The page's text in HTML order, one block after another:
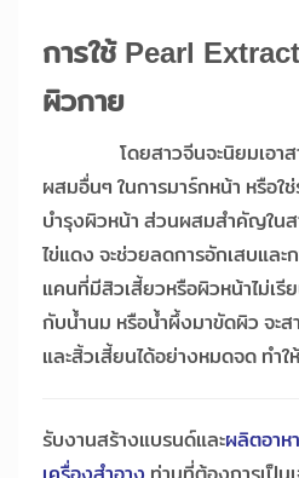
การใช้Pearl
ผิวกาย
โดยสาวจีนจะนิยมเอ
ผสมอื่นๆ ในการมาร์กหน้า หรือ
บำรุงผิวหน้า ส่วนผสมสำคัญใน
ไข่แดง จะช่วยลดการอักเสบและ
แคนที่มีสิวเสี้ยวหรือผิวหน้าไม่เรี
กับน้ำนม หรือน้ำผึ้งมาขัดผิว จะส
และสิ้วเสี้ยนได้อย่างหมดจด ทำ
รับงานสร้างแบรนด์และผลิตอาห